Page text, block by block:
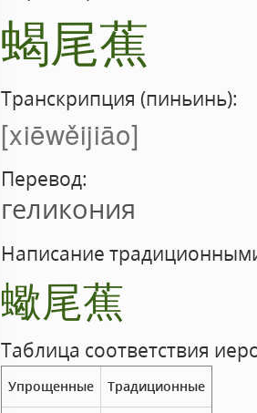
蝎尾蕉
Транскрипция (пиньинь):
xiēwěijiāo
Перевод:
геликония
Написание
蠍尾蕉
Таблица соответствия
Упрощенные Традиционные